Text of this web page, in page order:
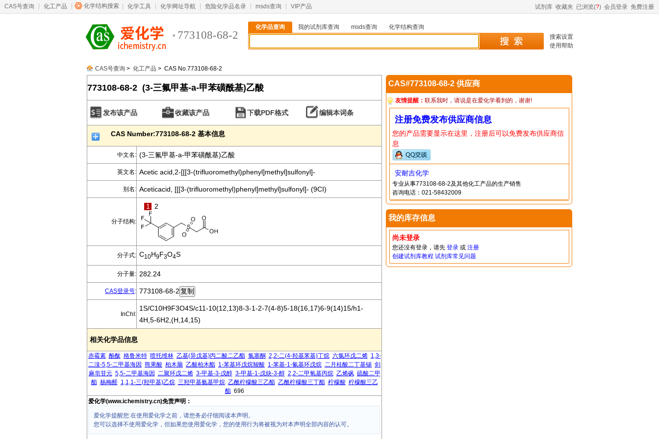
CAS号查询 化工产品 化学结构搜索 化学工具 化学网址导航 危险化学品名录 msds查询 VIP产品 试剂库 收藏夹 已浏览(?) 会员登录 免费注册
773108-68-2
化学品查询 我的试剂库查询 msds查询
化学结构查询
搜索设置
使用帮助
CAS号查询 > 化工产品 > CAS No.773108-68-2
773108-68-2 (3-三氟甲基-a-甲苯磺酰基)乙酸
发布该产品 收藏该产品 下载PDF格式 编辑本词条
CAS Number:773108-68-2 基本信息
中文名: (3-三氟甲基-a-甲苯磺酰基)乙酸
英文名: Acetic acid,2-[[[3-(trifluoromethyl)phenyl]methyl]sulfonyl]-
别名: Aceticacid, [[[3-(trifluoromethyl)phenyl]methyl]sulfonyl]- (9CI)
分子结构:
1 2
分子式: C10H9F3O4S
分子量: 282.24
CAS登录号: 773108-68-2
InChI:
1S/C10H9F3O4S/c11-10(12,13)8-3-1-2-7(4-8)5-18(16,17)6-9(14)15/h1-
4H,5-6H2,(H,14,15)
相关化学品信息
赤霉素 酚酞 格鲁米特 喷托维林 乙基(异戊基)丙二酸二乙酯 氯塞酮 2,2-二(4-羟基苯基)丁烷 六氯环戊二烯 1,3-
二溴-5,5-二甲基海因 熊果酸 柏木脑 乙酸柏木酯 1-苯基环戊烷羧酸 1-苯基-1-氰基环戊烷 二月桂酸二丁基锡 剑
麻皂苷元 5,5-二甲基海因 二聚环戊二烯 3-甲基-3-戊醇 3-甲基-1-戊炔-3-醇 2,2-二甲氧基丙烷 乙烯砜 硫酸二甲
酯 杨梅醛 1,1,1-三(羟甲基)乙烷 三羟甲基氨基甲烷 乙酰柠檬酸三乙酯 乙酰柠檬酸三丁酯 柠檬酸 柠檬酸三乙
酯696
爱化学(www.ichemistry.cn)免责声明：
爱化学提醒您:在使用爱化学之前，请您务必仔细阅读本声明。
您可以选择不使用爱化学，但如果您使用爱化学，您的使用行为将被视为对本声明全部内容的认可。
CAS#773108-68-2 供应商
友情提醒： 联系我时，请说是在爱化学看到的，谢谢!
注册免费发布供应商信息
您的产品需要显示在这里，注册后可以免费发布供应商信
息
安耐吉化学
专业从事773108-68-2及其他化工产品的生产销售
咨询电话：021-58432009
我的库存信息
尚未登录
您还没有登录，请先 登录或 注册
创建试剂库教程 试剂库常见问题